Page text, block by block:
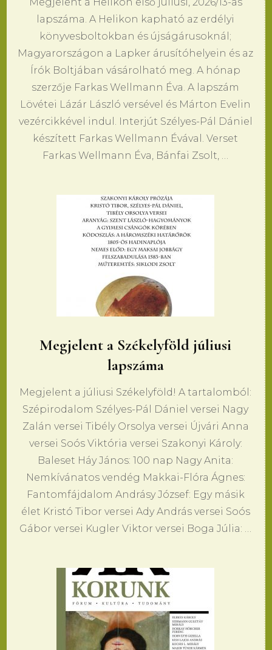
lapszáma. A Helikon kapható az erdélyi
könyvesboltokban és újságárusoknál;
Magyarországon a Lapker árusítóhelyein és az
Írók Boltjában vásárolható meg. A hónap
szerzője Farkas Wellmann Éva. A lapszám
Lövétei Lázár László versével és Márton Evelin
vezércikkével indul. Interjút Szélyes-Pál Dániel
készített Farkas Wellmann Évával. Verset
Farkas Wellmann Éva, Bánfai Zsolt, …
Megjelent a Székelyföld júliusi
lapszáma
Megjelent a júliusi Székelyföld! A tartalomból:
Szépirodalom Szélyes-Pál Dániel versei Nagy
Zalán versei Tibély Orsolya versei Újvári Anna
versei Soós Viktória versei Szakonyi Károly:
Baleset Háy János: 100 nap Nagy Anita:
Nemkívánatos vendég Makkai-Flóra Ágnes:
Fantomfájdalom Andrásy József: Egy másik
élet Kristó Tibor versei Ady András versei Soós
Gábor versei Kugler Viktor versei Boga Júlia: …